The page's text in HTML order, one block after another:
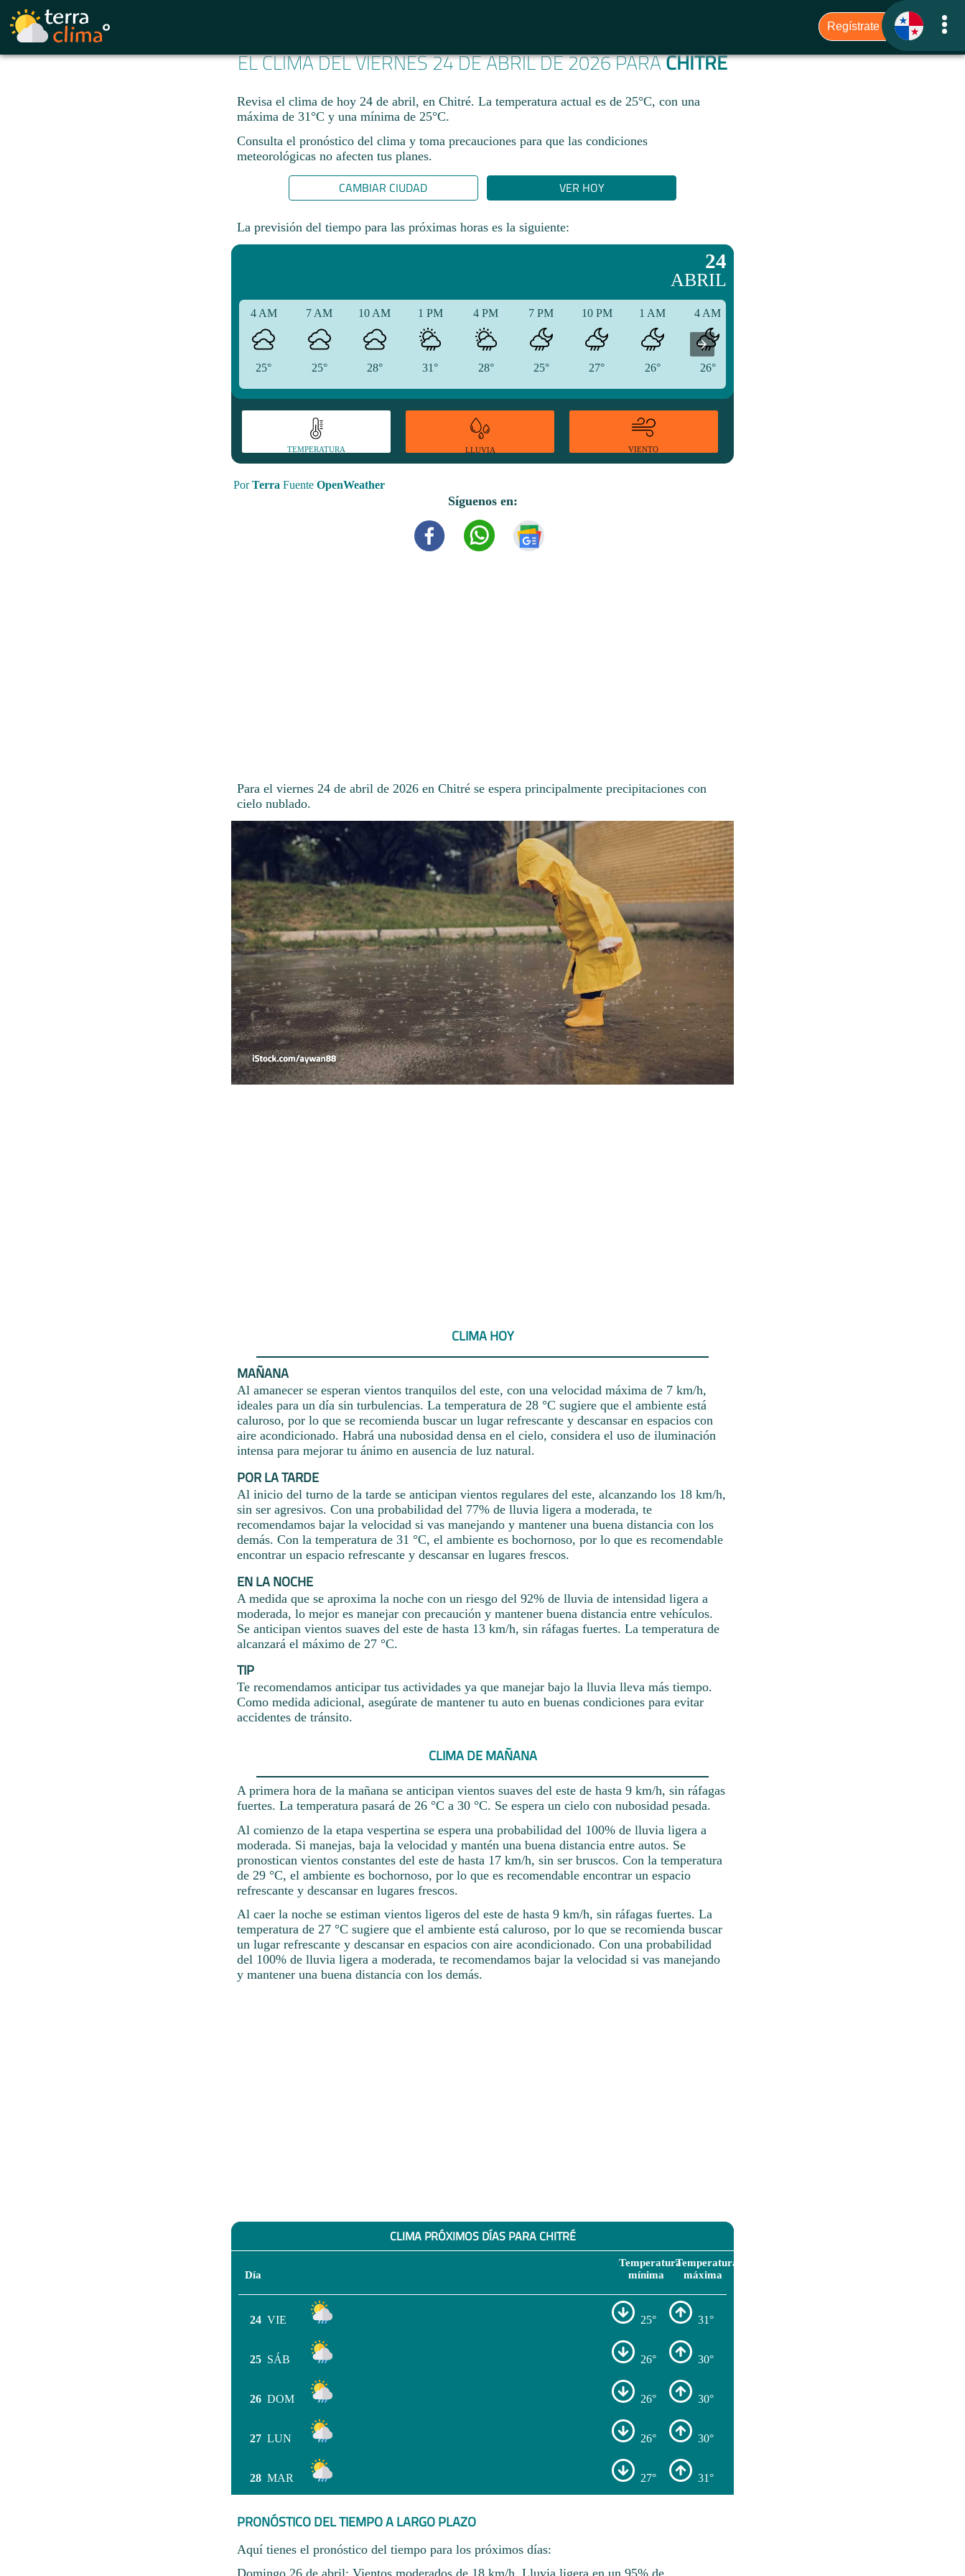
EL CLIMA DEL VIERNES 24 DE ABRIL DE 2026 PARACHITRÉ
Revisa el clima de hoy 24 de abril, en Chitré. La temperatura actual es de 25°C, con una
máxima de 31°C y una mínima de 25°C.​
Consulta el pronóstico del clima y toma precauciones para que las condiciones
meteorológicas no afecten tus planes.​
CAMBIAR CIUDAD VER HOY
La previsión del tiempo para las próximas horas es la siguiente:
24
ABRIL
4 AM
25°
7 AM
25°
10 AM
28°
1 PM
31°
4 PM
28°
7 PM
25°
10 PM
27°
1 AM
26°
4 AM
26°
TEMPERATURA LLUVIA VIENTO
PorTerra Fuente OpenWeather
Síguenos en:
Para el viernes 24 de abril de 2026 en Chitré se espera principalmente precipitaciones con
cielo nublado.
CLIMA HOY
MAÑANA
Al amanecer se esperan vientos tranquilos del este, con una velocidad máxima de 7 km/h,
ideales para un día sin turbulencias. La temperatura de 28 °C sugiere que el ambiente está
caluroso, por lo que se recomienda buscar un lugar refrescante y descansar en espacios con
aire acondicionado. Habrá una nubosidad densa en el cielo, considera el uso de iluminación
intensa para mejorar tu ánimo en ausencia de luz natural.
POR LA TARDE
Al inicio del turno de la tarde se anticipan vientos regulares del este, alcanzando los 18 km/h,
sin ser agresivos. Con una probabilidad del 77% de lluvia ligera a moderada, te
recomendamos bajar la velocidad si vas manejando y mantener una buena distancia con los
demás. Con la temperatura de 31 °C, el ambiente es bochornoso, por lo que es recomendable
encontrar un espacio refrescante y descansar en lugares frescos.
EN LA NOCHE
A medida que se aproxima la noche con un riesgo del 92% de lluvia de intensidad ligera a
moderada, lo mejor es manejar con precaución y mantener buena distancia entre vehículos.
Se anticipan vientos suaves del este de hasta 13 km/h, sin ráfagas fuertes. La temperatura de
alcanzará el máximo de 27 °C.
TIP
Te recomendamos anticipar tus actividades ya que manejar bajo la lluvia lleva más tiempo.
Como medida adicional, asegúrate de mantener tu auto en buenas condiciones para evitar
accidentes de tránsito.
CLIMA DE MAÑANA
A primera hora de la mañana se anticipan vientos suaves del este de hasta 9 km/h, sin ráfagas
fuertes. La temperatura pasará de 26 °C a 30 °C. Se espera un cielo con nubosidad pesada.
Al comienzo de la etapa vespertina se espera una probabilidad del 100% de lluvia ligera a
moderada. Si manejas, baja la velocidad y mantén una buena distancia entre autos. Se
pronostican vientos constantes del este de hasta 17 km/h, sin ser bruscos. Con la temperatura
de 29 °C, el ambiente es bochornoso, por lo que es recomendable encontrar un espacio
refrescante y descansar en lugares frescos.
Al caer la noche se estiman vientos ligeros del este de hasta 9 km/h, sin ráfagas fuertes. La
temperatura de 27 °C sugiere que el ambiente está caluroso, por lo que se recomienda buscar
un lugar refrescante y descansar en espacios con aire acondicionado. Con una probabilidad
del 100% de lluvia ligera a moderada, te recomendamos bajar la velocidad si vas manejando
y mantener una buena distancia con los demás.
CLIMA PRÓXIMOS DÍAS PARA CHITRÉ
Día
Temperatura
mínima
Temperatura
máxima
24 VIE 25° 31°
25 SÁB 26° 30°
26 DOM 26° 30°
27 LUN 26° 30°
28 MAR 27° 31°
PRONÓSTICO DEL TIEMPO A LARGO PLAZO
Aquí tienes el pronóstico del tiempo para los próximos días: